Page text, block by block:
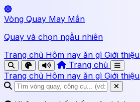
Vòng Quay May Mắn
Quay và chọn ngẫu nhiên
Trang chủ Hôm nay ăn gì Giới thiệu
Trang chủ
Trang chủ Hôm nay ăn gì Giới thiệu